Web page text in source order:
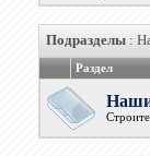
Подразделы:
Раздел
Наши